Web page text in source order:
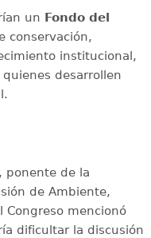
un Fondo del
conservación,
institucional,
desarrollen
, ponente de la
de Ambiente,
Congreso mencionó
dificultar la discusión